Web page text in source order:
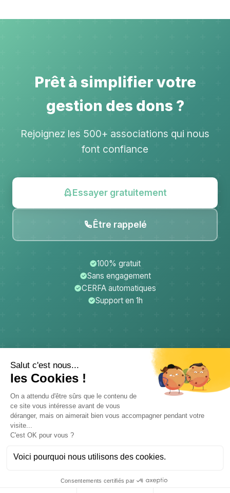
Prêt à simplifier votre
gestion des dons ?
Rejoignez les 500+ associations qui nous
font confiance
Essayer gratuitement
Être rappelé
100% gratuit
Sans engagement
CERFA automatiques
Support en 1h
CerfApp
DonateursMentions légalesConfidentialité
Support
Données hébergées en France - Conforme RGPD